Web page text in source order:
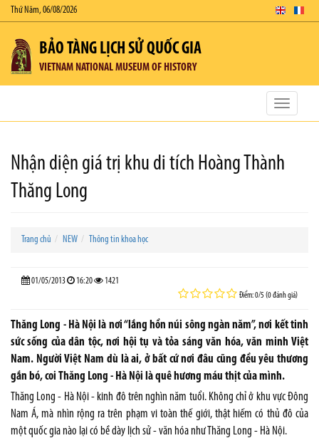
Thứ Năm, 06/08/2026
BẢO TÀNG LỊCH SỬ QUỐC GIA
VIETNAM NATIONAL MUSEUM OF HISTORY
Toggle
Nhận diện giá trị khu di tích Hoàng Thành
Thăng Long
Trang chủ NEW Thông tin khoa học
01/05/2013 16:20 1421
Điểm: 0/5 (0 đánh giá)
Thăng Long - Hà Nội là nơi “lắng hồn núi sông ngàn năm”, nơi kết tinh
sức sống của dân tộc, nơi hội tụ và tỏa sáng văn hóa, văn minh Việt
Nam. Người Việt Nam dù là ai, ở bất cứ nơi đâu cũng đều yêu thương
gắn bó, coi Thăng Long - Hà Nội là quê hương máu thịt của mình.
Thăng Long - Hà Nội - kinh đô trên nghìn năm tuổi. Không chỉ ở khu vực Đông
Nam Á, mà nhìn rộng ra trên phạm vi toàn thế giới, thật hiếm có thủ đô của
một quốc gia nào lại có bề dày lịch sử - văn hóa như Thăng Long - Hà Nội.